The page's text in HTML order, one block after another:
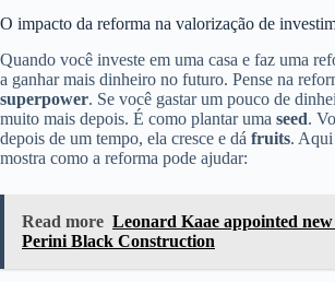
O impacto da reforma na valorização de
Quando você investe em uma casa e faz uma
a ganhar mais dinheiro no futuro. Pense na
superpower. Se você gastar um pouco de
muito mais depois. É como plantar uma seed.
depois de um tempo, ela cresce e dá fruits. Aqui
mostra como a reforma pode ajudar:
Read more Leonard Kaae appointed
Perini Black Construction